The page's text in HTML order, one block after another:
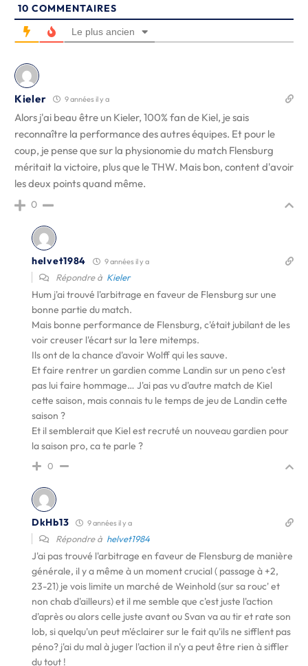
10 COMMENTAIRES
Le plus ancien
Kieler 9 années il y a
Alors j'ai beau être un Kieler, 100% fan de Kiel, je sais
reconnaître la performance des autres équipes. Et pour le
coup, je pense que sur la physionomie du match Flensburg
méritait la victoire, plus que le THW. Mais bon, content d'avoir
les deux points quand même.
0
helvet1984 9 années il y a
Répondre à Kieler
Hum j'ai trouvé l'arbitrage en faveur de Flensburg sur une
bonne partie du match.
Mais bonne performance de Flensburg, c'était jubilant de les
voir creuser l'écart sur la 1ere mitemps.
Ils ont de la chance d'avoir Wolff qui les sauve.
Et faire rentrer un gardien comme Landin sur un peno c'est
pas lui faire hommage… J'ai pas vu d'autre match de Kiel
cette saison, mais connais tu le temps de jeu de Landin cette
saison ?
Et il semblerait que Kiel est recruté un nouveau gardien pour
la saison pro, ca te parle ?
0
DkHb13 9 années il y a
Répondre à helvet1984
J'ai pas trouvé l'arbitrage en faveur de Flensburg de manière
générale, il y a même à un moment crucial ( passage à +2,
23-21) je vois limite un marché de Weinhold (sur sa rouc' et
non chab d'ailleurs) et il me semble que c'est juste l'action
d'après ou alors celle juste avant ou Svan va au tir et rate son
lob, si quelqu'un peut m'éclairer sur le fait qu'ils ne sifflent pas
péno? j'ai du mal à juger l'action il n'y a peut être rien à siffler
du tout !